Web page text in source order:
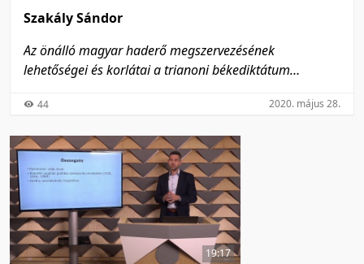
Szakály Sándor
Az önálló magyar haderő megszervezésének
lehetőségei és korlátai a trianoni békediktátum
44 2020. május 28.
19:17